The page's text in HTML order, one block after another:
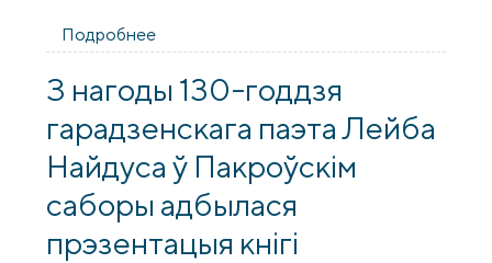
Подробнее
отпраздновали в воскресной школе
Покровского собора
З нагоды 130-годдзя
гарадзенскага паэта Лейба
Найдуса ў Пакроўскім
саборы адбылася
прэзентацыя кнігі